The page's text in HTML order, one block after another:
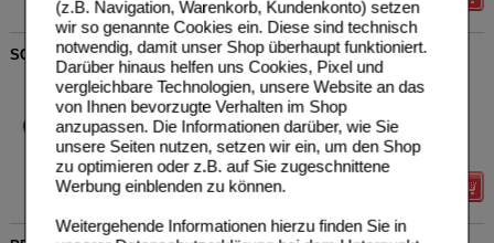
(z.B. Navigation, Warenkorb, Kundenkonto) setzen
wir so genannte Cookies ein. Diese sind technisch
notwendig, damit unser Shop überhaupt funktioniert.
Darüber hinaus helfen uns Cookies, Pixel und
vergleichbare Technologien, unsere Website an das
von Ihnen bevorzugte Verhalten im Shop
anzupassen. Die Informationen darüber, wie Sie
unsere Seiten nutzen, setzen wir ein, um den Shop
zu optimieren oder z.B. auf Sie zugeschnittene
Werbung einblenden zu können.
Weitergehende Informationen hierzu finden Sie in
SCHLAF SCHÖN Roll-on
Casida GmbH
18196972
10ml Öl, ätherisches
UVP
Unser Preis*
Sie sparen
Grundpreis
801,00 €